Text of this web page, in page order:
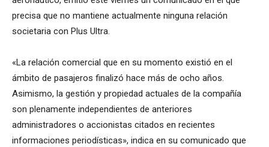
precisa que no mantiene actualmente ninguna relación
societaria con Plus Ultra.
«La relación comercial que en su momento existió en el
ámbito de pasajeros finalizó hace más de ocho años.
Asimismo, la gestión y propiedad actuales de la compañía
son plenamente independientes de anteriores
administradores o accionistas citados en recientes
informaciones periodísticas», indica en su comunicado que